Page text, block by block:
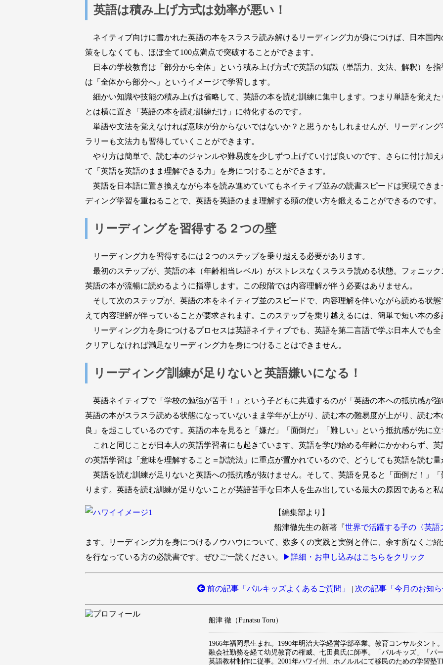
英語は積み上げ方式は効率が悪い！
ネイティブ向けに書かれた英語の本をスラスラ読み解けるリーディング力が身につけば、日本国
策をしなくても、ほぼ全て100点満点で突破することができます。
日本の学校教育は「部分から全体」という積み上げ方式で英語の知識（単語力、文法、解釈）を
は「全体から部分へ」というイメージで学習します。
細かい知識や技能の積み上げは省略して、英語の本を読む訓練に集中します。つまり単語を覚え
とは横に置き「英語の本を読む訓練だけ」に特化するのです。
単語や文法を覚えなければ意味が分からないではないか？と思うかもしれませんが、リーディン
ラリーも文法力も習得していくことができます。
やり方は簡単で、読む本のジャンルや難易度を少しずつ上げていけば良いのです。さらに付け加
て「英語を英語のまま理解できる力」を身につけることができます。
英語を日本語に置き換えながら本を読み進めていてもネイティブ並みの読書スピードは実現でき
ディング学習を重ねることで、英語を英語のまま理解する頭の使い方を鍛えることができるのです。
リーディングを習得する２つの壁
リーディング力を習得するには２つのステップを乗り越える必要があります。
最初のステップが、英語の本（年齢相当レベル）がストレスなくスラスラ読める状態。フォニッ
英語の本が流暢に読めるように指導します。この段階では内容理解が伴う必要はありません。
そして次のステップが、英語の本をネイティブ並のスピードで、内容理解を伴いながら読める状
えて内容理解が伴っていることが要求されます。このステップを乗り越えるには、簡単で短い本の
リーディング力を身につけるプロセスは英語ネイティブでも、英語を第二言語で学ぶ日本人でも
クリアしなければ満足なリーディング力を身につけることはできません。
リーディング訓練が足りないと英語嫌いになる！
英語ネイティブで「学校の勉強が苦手！」という子どもに共通するのが「英語の本への抵抗感が
英語の本がスラスラ読める状態になっていないまま学年が上がり、読む本の難易度が上がり、読む
良」を起こしているのです。英語の本を見ると「嫌だ」「面倒だ」「難しい」という抵抗感が先に
これと同じことが日本人の英語学習者にも起きています。英語を学び始める年齢にかかわらず、
の英語学習は「意味を理解すること＝訳読法」に重点が置かれているので、どうしても英語を読む
英語を読む訓練が足りないと英語への抵抗感が抜けません。そして、英語を見ると「面倒だ！」
ります。英語を読む訓練が足りないことが英語苦手な日本人を生み出している最大の原因であると
【編集部より】
船津徹先生の新著『世界で活躍する子の〈英語
ます。リーディング力を身につけるノウハウについて、数多くの実践と実例と伴に、余す所なくご
を行なっている方の必読書です。ぜひご一読ください。
▶︎詳細・お申し込みはこちらをクリック
前の記事「パルキッズよくあるご質問」 | 次の記事「今月のお知
船津 徹（Funatsu Toru）
1966年福岡県生まれ。1990年明治大学経営学部卒業。教育コンサルタン
融会社勤務を経て幼児教育の権威、七田眞氏に師事。「パルキッズ」「パ
英語教材制作に従事。2001年ハワイ州、ホノルルにて移民のための学習塾